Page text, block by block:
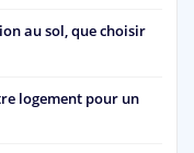
au sol, que choisir
logement pour un